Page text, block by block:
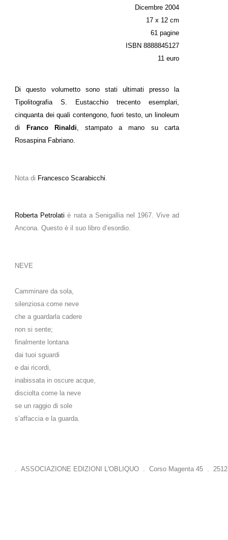
Dicembre 2004
17 x 12 cm
61 pagine
ISBN 8888845127
11 euro
Di questo volumetto sono stati ultimati presso la
Tipolitografia S. Eustacchio trecento esemplari,
cinquanta dei quali contengono, fuori testo, un linoleum
di
Franco Rinaldi , stampato a mano su carta
Rosaspina Fabriano.
Nota di Francesco Scarabicchi
Roberta Petrolati è nata a Senigallia nel 1967. Vive ad
Ancona. Questo è il suo libro d’esordio.
NEVE
Camminare da sola,
silenziosa come neve
che a guardarla cadere
non si sente;
finalmente lontana
dai tuoi sguardi
e dai ricordi,
inabissata in oscure acque,
disciolta come la neve
se un raggio di sole
s’affaccia e la guarda.
. ASSOCIAZIONE EDIZIONI L'OBLIQUO . Corso Magenta 45 .